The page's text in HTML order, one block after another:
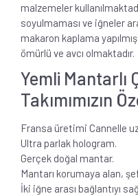
malzemeler
soyulmaması ve iğneler
makaron kaplama
ömürlü ve avcı olmaktadır.
Yemli
Takımımızın
Fransa üretimi Cannelle
Ultra parlak hologram.
Gerçek doğal mantar.
Mantarı korumaya alan,
İki iğne arası bağlantıyı